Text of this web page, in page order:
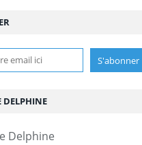
DELPHINE